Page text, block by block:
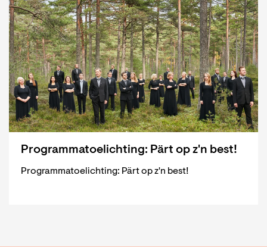
Programmatoelichting: Pärt op z'n best!
Programmatoelichting: Pärt op z'n best!